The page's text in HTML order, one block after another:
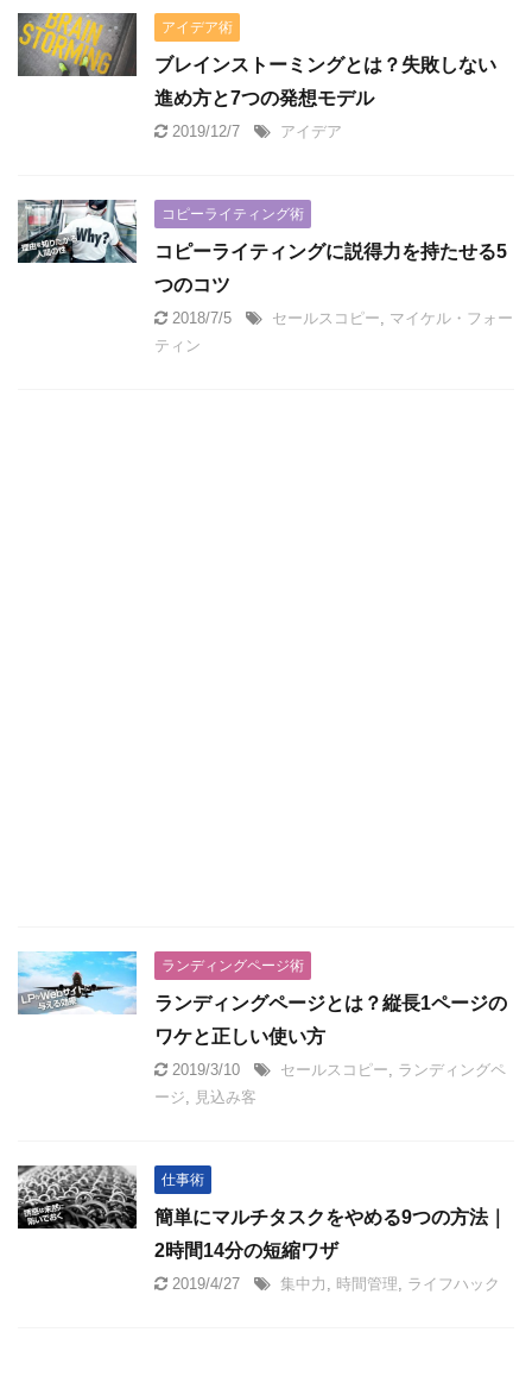
アイデア術
ブレインストーミングとは？失敗しない
進め方と7つの発想モデル
2019/12/7 アイデア
コピーライティング術
コピーライティングに説得力を持たせる5
つのコツ
2018/7/5 セールスコピー, マイケル・フォー
ティン
ランディングページ術
ランディングページとは？縦長1ページの
ワケと正しい使い方
2019/3/10 セールスコピー, ランディングペ
ージ, 見込み客
仕事術
簡単にマルチタスクをやめる9つの方法｜
2時間14分の短縮ワザ
2019/4/27 集中力 , 時間管理, ライフハック